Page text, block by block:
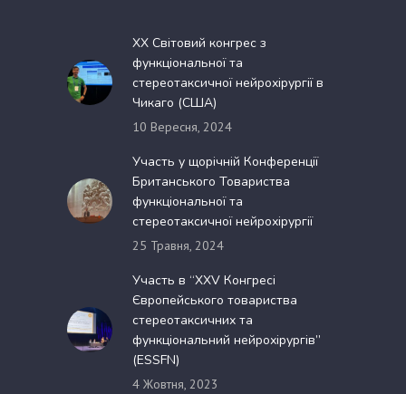
XX Світовий конгрес з
функціональної та
стереотаксичної нейрохірургії в
Чикаго (США)
10 Вересня, 2024
Участь у щорічній Конференції
Британського Товариства
функціональної та
стереотаксичної нейрохірургії
25 Травня, 2024
Участь в “XXV Конгресі
Європейського товариства
стереотаксичних та
функціональний нейрохірургів”
(ESSFN)
4 Жовтня, 2023